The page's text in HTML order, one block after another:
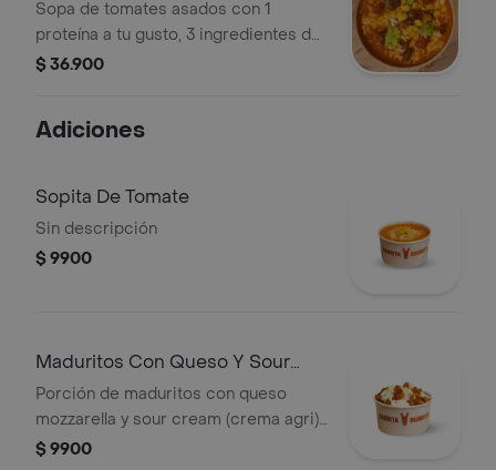
Sopa de tomates asados con 1
proteína a tu gusto, 3 ingredientes de
nuestra barra a tu elección y nachos
$ 36.900
Adiciones
Sopita De Tomate
Sin descripción
$ 9900
Maduritos Con Queso Y Sour
Cream (Crema
Porción de maduritos con queso
mozzarella y sour cream (crema agri)
por encima.
$ 9900